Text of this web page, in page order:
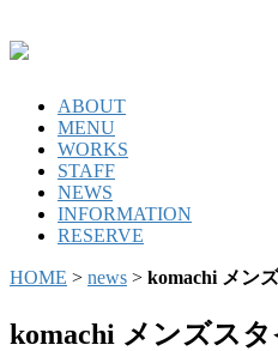
ABOUT
MENU
WORKS
STAFF
NEWS
INFORMATION
RESERVE
HOME > news > komachi メン
komachi メンズス